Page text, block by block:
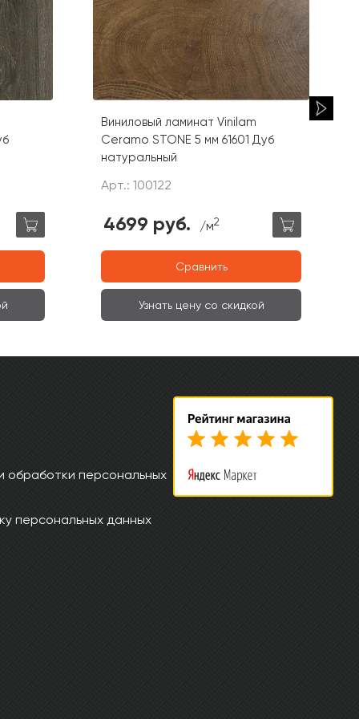
Виниловый ламинат Vinilam
Ceramo STONE 5 мм 61601 Дуб
натуральный
Арт.: 100122
4699 руб. /м2
Сравнить
Узнать цену со скидкой
обработки персональных
персональных данных